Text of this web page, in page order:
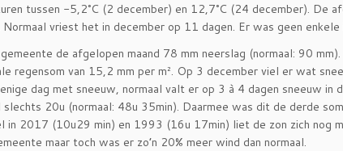
tussen -5,2°C (2 december) en 12,7°C (24 december). De
vriest het in december op 11 dagen. Er was geen
de afgelopen maand 78 mm neerslag (normaal: 90
regensom van 15,2 mm per m². Op 3 december viel er wat
dag met sneeuw, normaal valt er op 3 à 4 dagen sneeuw in
20u (normaal: 48u 35min). Daarmee was dit de derde
in 2017 (10u29 min) en 1993 (16u 17min) liet de zon zich nog
maar toch was er zo’n 20% meer wind dan normaal.